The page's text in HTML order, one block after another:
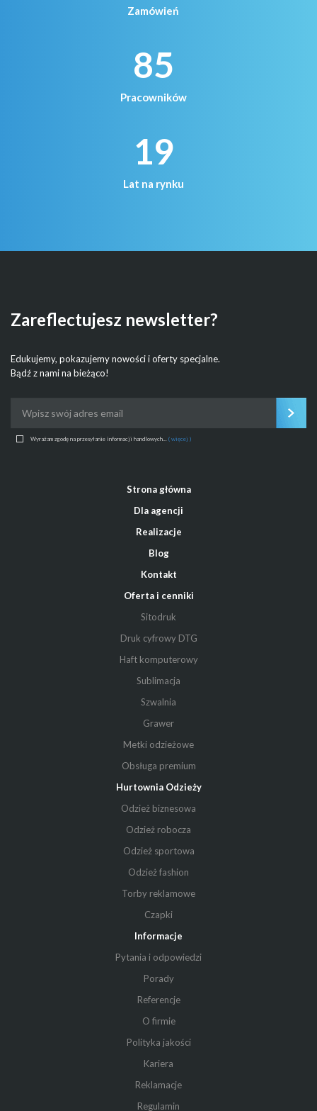
Zamówień
85
Pracowników
19
Lat na rynku
Zareflectujesz newsletter?
Edukujemy, pokazujemy nowości i oferty specjalne.
Bądź z nami na bieżąco!
Wyrażam zgodę na przesyłanie informacji handlowych... ( więcej )
Strona główna
Dla agencji
Realizacje
Blog
Kontakt
Oferta i cenniki
Sitodruk
Druk cyfrowy DTG
Haft komputerowy
Sublimacja
Szwalnia
Grawer
Metki odzieżowe
Obsługa premium
Hurtownia Odzieży
Odzież biznesowa
Odzież robocza
Odzież sportowa
Odzież fashion
Torby reklamowe
Czapki
Informacje
Pytania i odpowiedzi
Porady
Referencje
O firmie
Polityka jakości
Kariera
Reklamacje
Regulamin